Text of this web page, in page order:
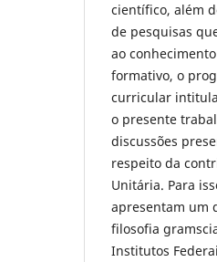
científico, além
de pesquisas
ao
formativo, o
curricular
o presente
discussões
respeito da
Unitária. Para
apresentam um
filosofia
Institutos